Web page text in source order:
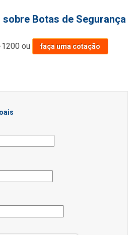
Botas de Segurança
ou faça uma cotação